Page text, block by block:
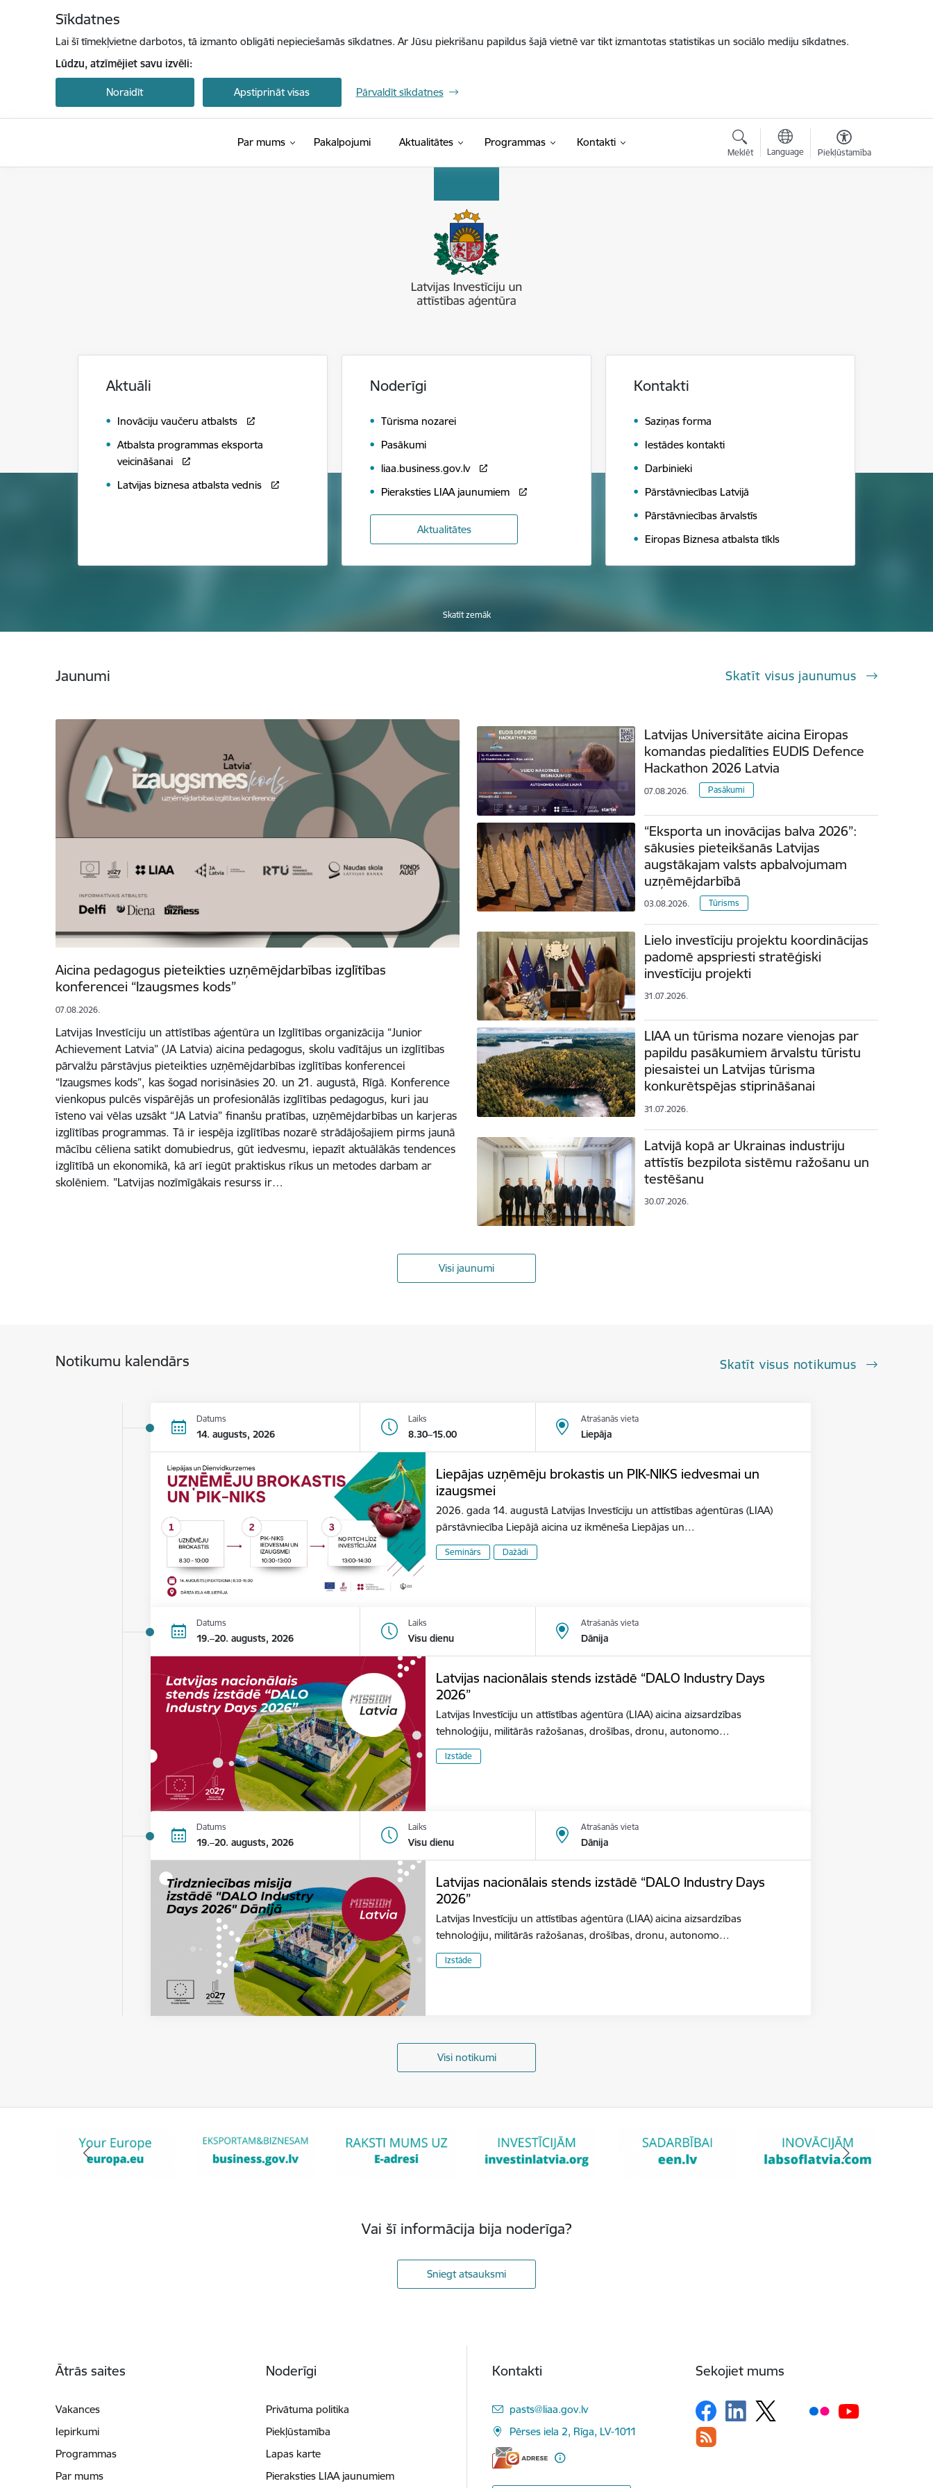
Sīkdatnes
Lai šī tīmekļvietne darbotos, tā izmanto obligāti nepieciešamās sīkdatnes. Ar Jūsu piekrišanu papildus šajā vietnē var tikt izmantotas statistikas un sociālo mediju sīkdatnes.
Lūdzu, atzīmējiet savu izvēli:
Noraidīt Apstiprināt visas Pārvaldīt sīkdatnes
Par mums Pakalpojumi Aktualitātes Programmas Kontakti
Meklēt Language Piekļūstamība
Aktuāli
Inovāciju vaučeru atbalsts
Atbalsta programmas eksporta
veicināšanai
Latvijas biznesa atbalsta vednis
Noderīgi
Tūrisma nozarei
Pasākumi
liaa.business.gov.lv
Pieraksties LIAA jaunumiem
Aktualitātes
Kontakti
Saziņas forma
Iestādes kontakti
Darbinieki
Pārstāvniecības Latvijā
Pārstāvniecības ārvalstīs
Eiropas Biznesa atbalsta tīkls
Skatīt zemāk
Jaunumi Skatīt visus jaunumus
Aicina pedagogus pieteikties uzņēmējdarbības izglītības
konferencei “Izaugsmes kods”
07.08.2026.
Latvijas Investīciju un attīstības aģentūra un Izglītības organizācija “Junior
Achievement Latvia” (JA Latvia) aicina pedagogus, skolu vadītājus un izglītības
pārvalžu pārstāvjus pieteikties uzņēmējdarbības izglītības konferencei
“Izaugsmes kods”, kas šogad norisināsies 20. un 21. augustā, Rīgā. Konference
vienkopus pulcēs vispārējās un profesionālās izglītības pedagogus, kuri jau
īsteno vai vēlas uzsākt “JA Latvia” finanšu pratības, uzņēmējdarbības un karjeras
izglītības programmas. Tā ir iespēja izglītības nozarē strādājošajiem pirms jaunā
mācību cēliena satikt domubiedrus, gūt iedvesmu, iepazīt aktuālākās tendences
izglītībā un ekonomikā, kā arī iegūt praktiskus rīkus un metodes darbam ar
skolēniem. "Latvijas nozīmīgākais resurss ir…
Latvijas Universitāte aicina Eiropas
komandas piedalīties EUDIS Defence
Hackathon 2026 Latvia
07.08.2026. Pasākumi
“Eksporta un inovācijas balva 2026”:
sākusies pieteikšanās Latvijas
augstākajam valsts apbalvojumam
uzņēmējdarbībā
03.08.2026. Tūrisms
Lielo investīciju projektu koordinācijas
padomē apspriesti stratēģiski
investīciju projekti
31.07.2026.
LIAA un tūrisma nozare vienojas par
papildu pasākumiem ārvalstu tūristu
piesaistei un Latvijas tūrisma
konkurētspējas stiprināšanai
31.07.2026.
Latvijā kopā ar Ukrainas industriju
attīstīs bezpilota sistēmu ražošanu un
testēšanu
30.07.2026.
Visi jaunumi
Notikumu kalendārs Skatīt visus notikumus
Datums
14. augusts, 2026
Laiks
8.30–15.00
Atrašanās vieta
Liepāja
Liepājas uzņēmēju brokastis un PIK-NIKS iedvesmai un
izaugsmei
2026. gada 14. augustā Latvijas Investīciju un attīstības aģentūras (LIAA)
pārstāvniecība Liepājā aicina uz ikmēneša Liepājas un…
Seminārs Dažādi
Datums
19.–20. augusts, 2026
Laiks
Visu dienu
Atrašanās vieta
Dānija
Latvijas nacionālais stends izstādē “DALO Industry Days
2026”
Latvijas Investīciju un attīstības aģentūra (LIAA) aicina aizsardzības
tehnoloģiju, militārās ražošanas, drošības, dronu, autonomo…
Izstāde
Datums
19.–20. augusts, 2026
Laiks
Visu dienu
Atrašanās vieta
Dānija
Latvijas nacionālais stends izstādē “DALO Industry Days
2026”
Latvijas Investīciju un attīstības aģentūra (LIAA) aicina aizsardzības
tehnoloģiju, militārās ražošanas, drošības, dronu, autonomo…
Izstāde
Visi notikumi
Vai šī informācija bija noderīga?
Sniegt atsauksmi
Ātrās saites
Vakances
Iepirkumi
Programmas
Par mums
Noderīgi
Privātuma politika
Piekļūstamība
Lapas karte
Pieraksties LIAA jaunumiem
Kontakti
E-pasts:
pasts@liaa.gov.lv
Pērses iela 2, Rīga, LV-1011
Sekojiet mums